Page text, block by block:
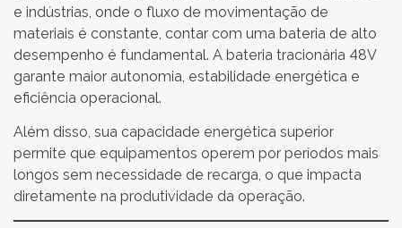
e indústrias, onde o fluxo de movimentação de
materiais é constante, contar com uma bateria de alto
desempenho é fundamental. A bateria tracionária 48V
garante maior autonomia, estabilidade energética e
eficiência operacional.
Além disso, sua capacidade energética superior
permite que equipamentos operem por períodos mais
longos sem necessidade de recarga, o que impacta
diretamente na produtividade da operação.